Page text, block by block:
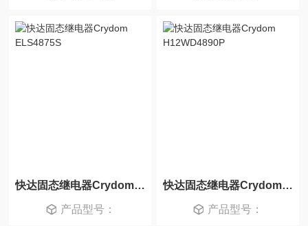
快达固态继电器Crydom ELS4875S
产品型号：
快达固态继电器Crydom H12WD4890P
产品型号：